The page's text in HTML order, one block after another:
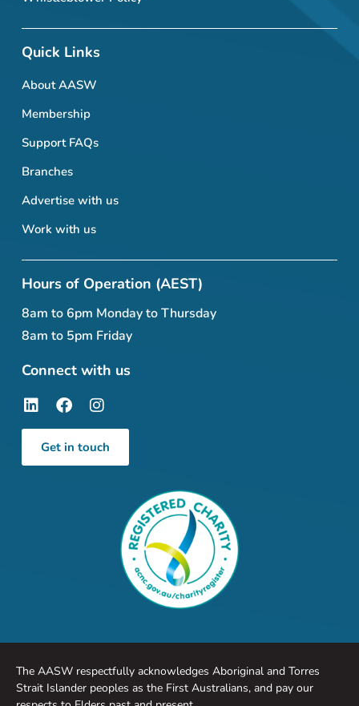
Quick Links
About AASW
Membership
Support FAQs
Branches
Advertise with us
Work with us
Hours of Operation (AEST)
8am to 6pm Monday to Thursday
8am to 5pm Friday
Connect with us
Get in touch
The AASW respectfully acknowledges Aboriginal and Torres
Strait Islander peoples as the First Australians, and pay our